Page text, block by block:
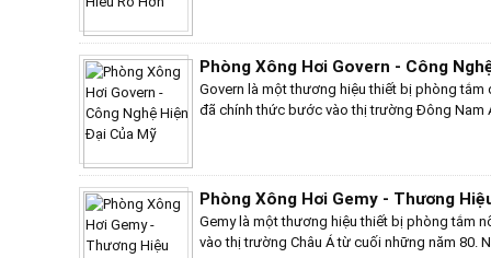
thiết kế một cách thông minh, phù hợp với
của gia đình. Bài viết này sẽ phân tích chi tiết
tủ trên, tủ dưới cho đến các phụ kiện và vật
phẩm thiết yếu này trong mỗi ngôi nhà.
Phòng Xông Hơi Govern - Công
Govern là một thương hiệu thiết bị phòng
đã chính thức bước vào thị trường Đông Nam
tắm massage, với thiết kế và tính năng hiện
Trong những năm gần đây, Govern đã có mặt
hiện đại trên khắp cả nước, nhờ vào chất
đáo và giá cả hợp lý.
Phòng Xông Hơi Gemy - Thương
Gemy là một thương hiệu thiết bị phòng tắm
vào thị trường Châu Á từ cuối những năm 80.